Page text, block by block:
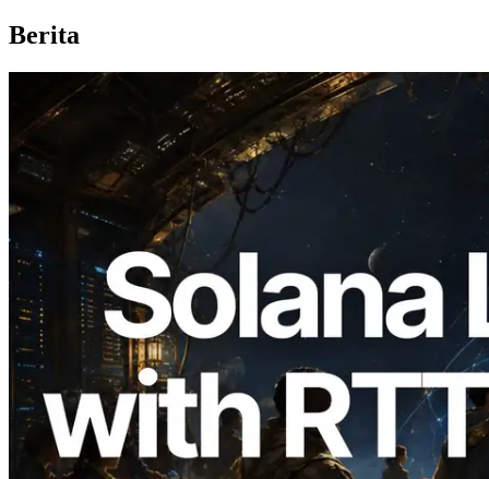
Berita
2026.08.05
ERPC Memperluas Solana Leader Slot
API dengan Pengukuran Ping dari 7
Region Global — Validators Information
API Juga Diluncurkan